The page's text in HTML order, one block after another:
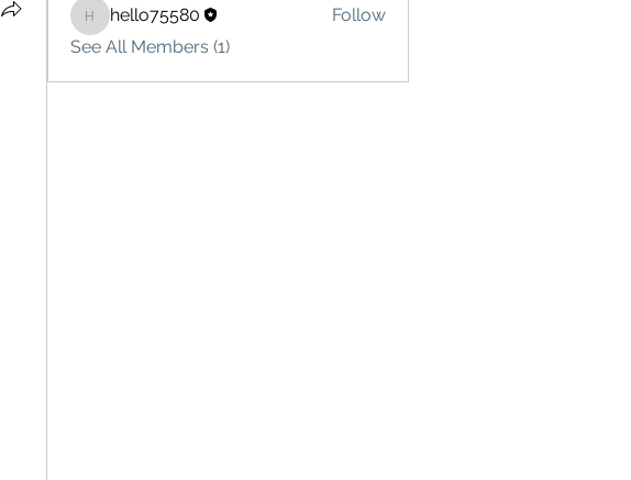
hello75580
hello75580
Follow
See All Members (1)